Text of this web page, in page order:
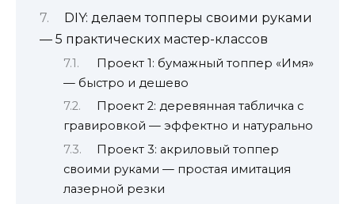
DIY: делаем топперы своими руками
— 5 практических мастер-классов
Проект 1: бумажный топпер «Имя»
— быстро и дешево
Проект 2: деревянная табличка с
гравировкой — эффектно и натурально
Проект 3: акриловый топпер
своими руками — простая имитация
лазерной резки